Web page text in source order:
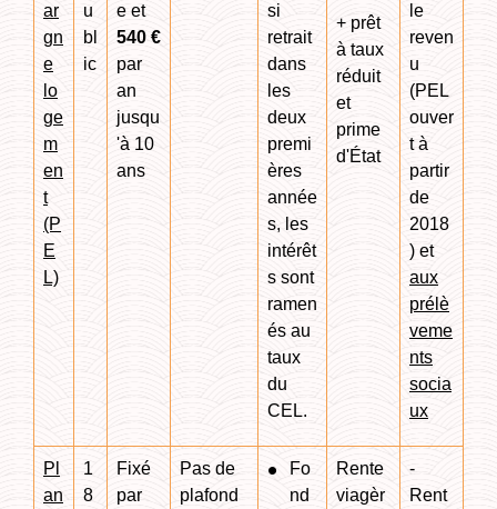
ar
gn
e
lo
ge
m
en
t
(P
E
L)
u
bl
ic
e et
540 €
par
an
jusqu
'à 10
ans
si
retrait
dans
les
deux
premi
ères
année
s, les
intérêt
s sont
ramen
és au
taux
du
CEL.
+ prêt
à taux
réduit
et
prime
d'État
le
reven
u
(PEL
ouver
t à
partir
de
2018
) et
aux
prélè
veme
nts
socia
ux
Pl
an
1
8
Fixé
par
Pas de
plafond
Fo
nd
Rente
viagèr
-
Rent